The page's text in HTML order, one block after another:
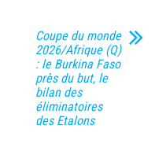
Coupe du monde
2026/Afrique (Q)
: le Burkina Faso
près du but, le
bilan des
éliminatoires
des Etalons